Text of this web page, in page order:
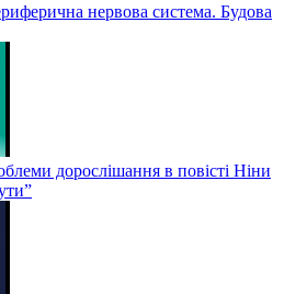
нервова система. Будова
дорослішання в повісті Ніни